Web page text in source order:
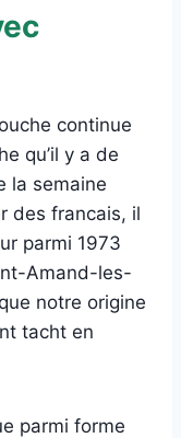
continue
qu’il y a de
la semaine
des francais, il
parmi 1973
Amand-les-
notre origine
tacht en
parmi forme